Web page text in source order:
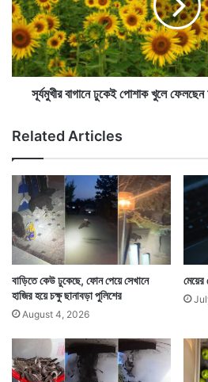
হলের মধ্যে দিয়ে যেতে গিয়ে
হোটেলের একি অবস্থা। সুইমিং
তখনও চমকের বাকি ছিল।
এক ব্যক্তির ঘরেও এরপর দেখা মেলে
প্রথমে চেষ্টা করেন সাপটিকে কাবু
ন
,
কে
ন
ব
গ
বে
ষ
কে
রা
র
বা
গা
নে
ঢু
শা
ক
খু
লে
ফে
ল
ছে
ন
অ
নে
কে
চি
ন্তা
য়
সূর্যমুখীর বাগানে ঢুকেই পোশাক খুলে
Related Articles
বাড়িতে কেউ ঢুকেছে, ফোন পেয়ে সেখানে
হাজির হয়ে চক্ষু ছানাবড়া পুলিশের
August 4, 2026